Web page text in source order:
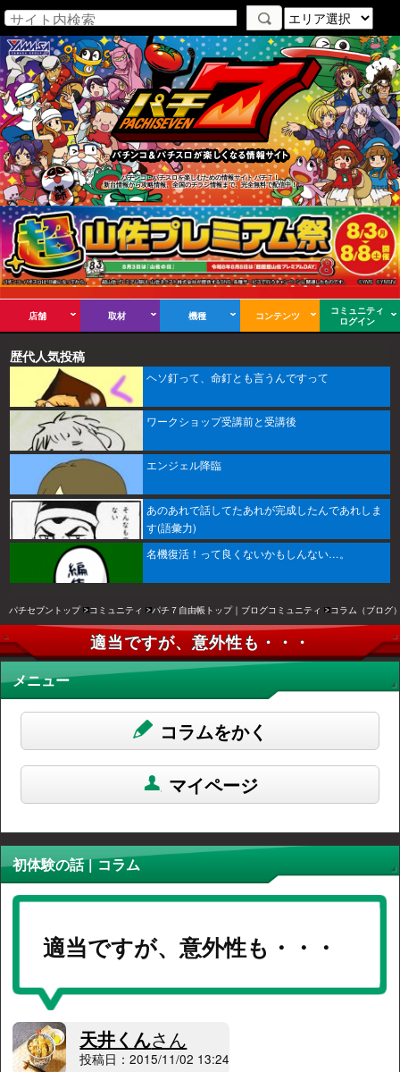
パチンコ・パチスロを楽しむための情報サイト パチ７！
新台情報から攻略情報、全国のチラシ情報まで、完全無料で配信中！
店舗 取材 機種 コンテンツ
コミュニティ
ログイン
歴代人気投稿
ヘソ釘って、命釘とも言うんですって
ワークショップ受講前と受講後
エンジェル降臨
あのあれで話してたあれが完成したんであれしま
す(語彙力)
名機復活！って良くないかもしんない…。
パチセブントップ コミュニティ パチ７自由帳トップ｜ブログコミュニティ コラム（ブログ
適当ですが、意外性も・・・
メニュー
コラムをかく
マイページ
初体験の話 | コラム
適当ですが、意外性も・・・
天井くんさん
投稿日：2015/11/02 13:24